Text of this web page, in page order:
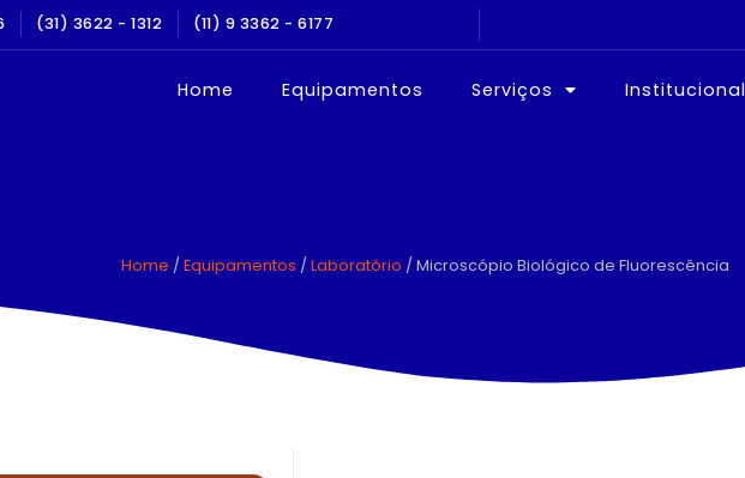
(31) 3622 - 1312 (11) 9 3362 - 6177
10 ANOS NO MERCADO
Home Equipamentos Serviços Institucional
Home / Equipamentos / Laboratório / Microscópio Biológico de Fluorescência